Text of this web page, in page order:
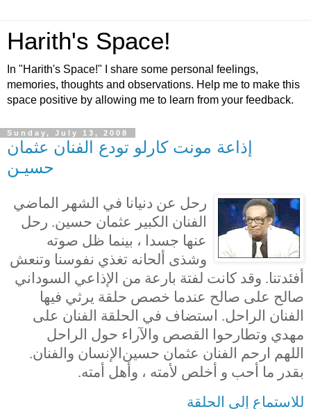
Harith's Space!
In "Harith's Space!" I share some personal feelings,
memories, thoughts and observations. Help me to make this
space positive by allowing me to learn from your feedback.
Sunday, July 13, 2008
إذاعة مونت كارلو تودع الفنان عثمان
حسيـن
رحل عن دنيانا في الشهر الماضي
الفنان الكبير عثمان حسين. رحل
عنها جسدا ، بينما ظل صوته
وشذى ألحانه تغذي نفوسنا وتنعش
أفئدتنا. وقد كانت لفتة بارعة من الإذاعي السوداني
صالح على صالح عندما خصص حلقة يرثي فيها
الفنان الراحل. استضاف في الحلقة الفنان على
مهدي وتطارحوا القصص والآراء حول الراحل
الإنسان والفنان. اللهم ارحم الفنان عثمان حسين
بقدر ما أحب و أخلص لأمته ، وأهل أمته.
للاستماع إلى الحلقة